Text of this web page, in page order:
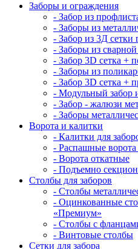
Заборы и ограждения
- Забор из
- Заборы из
- Забор из 3Д сетки
- Заборы из
- Забор 3D сетка +
- Заборы из
- Забор 3D сетка +
- Модульный забор
- Забор - жалюзи
- Заборы
Ворота и калитки
- Калитки для
- Распашные ворота
- Ворота откатные
- Подъемно
Столбы для заборов
- Столбы
- Оцинкованные
«Премиум»
- Столбы с
- Винтовые столбы
Сетки для забора